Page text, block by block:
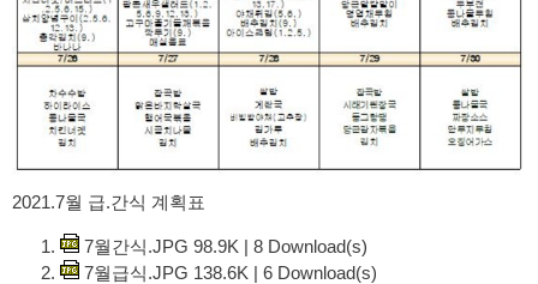
2021.7월 급.간식 계획표
7월간식.JPG 98.9K | 8 Download(s)
7월급식.JPG 138.6K | 6 Download(s)